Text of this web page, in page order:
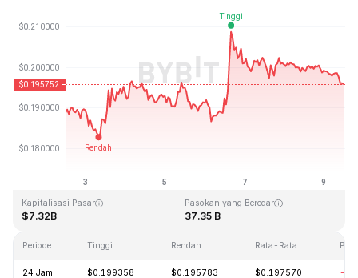
Terakhir Diperbarui: 2026-08-09, 12:13 GMT+0
Kapitalisasi Pasar
$7.32B
Pasokan yang Beredar
37.35 B
Periode Tinggi Rendah Rata-Rata
24 Jam $0.199358 $0.195783 $0.197570 -